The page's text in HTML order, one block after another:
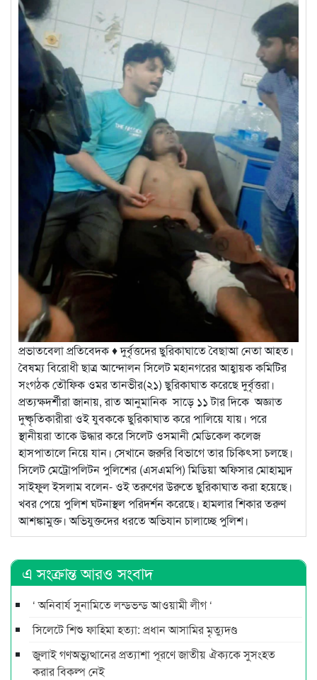
প্রভাতবেলা প্রতিবেদক ♦ দুর্বৃত্তদের ছুরিকাঘাতে বৈছাআ নেতা আহত।
বৈষম্য বিরোধী ছাত্র আন্দোলন সিলেট মহানগরের আহ্বায়ক কমিটির
সংগঠক তৌফিক ওমর তানভীর(২১) ছুরিকাঘাত করেছে দুর্বৃত্তরা।
প্রত্যক্ষদর্শীরা জানায়, রাত আনুমানিক সাড়ে ১১ টার দিকে অজ্ঞাত
দুষ্কৃতিকারীরা ওই যুবককে ছুরিকাঘাত করে পালিয়ে যায়। পরে
স্থানীয়রা তাকে উদ্ধার করে সিলেট ওসমানী মেডিকেল কলেজ
হাসপাতালে নিয়ে যান। সেখানে জরুরি বিভাগে তার চিকিৎসা চলছে।
সিলেট মেট্রোপলিটন পুলিশের (এসএমপি) মিডিয়া অফিসার মোহাম্মদ
সাইফুল ইসলাম বলেন- ওই তরুণের উরুতে ছুরিকাঘাত করা হয়েছে।
খবর পেয়ে পুলিশ ঘটনাস্থল পরিদর্শন করেছে। হামলার শিকার তরুণ
আশঙ্কামুক্ত। অভিযুক্তদের ধরতে অভিযান চালাচ্ছে পুলিশ।
এ সংক্রান্ত আরও সংবাদ
‘ অনিবার্য সুনামিতে লন্ডভন্ড আওয়ামী লীগ ‘
সিলেটে শিশু ফাহিমা হত্যা: প্রধান আসামির মৃত্যুদণ্ড
জুলাই গণঅভ্যুত্থানের প্রত্যাশা পূরণে জাতীয় ঐক্যকে সুসংহত
করার বিকল্প নেই